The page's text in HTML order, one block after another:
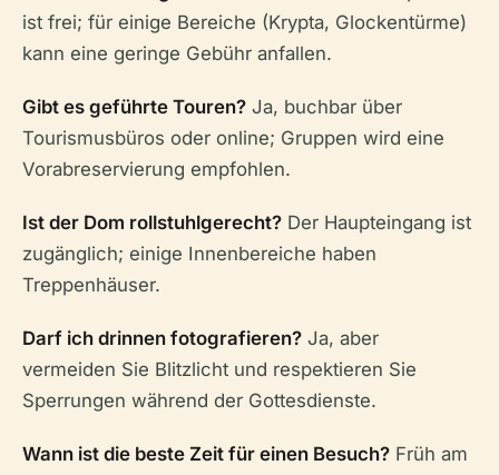
ist frei; für einige Bereiche (Krypta, Glockentürme)
kann eine geringe Gebühr anfallen.
Gibt es geführte Touren? Ja, buchbar über
Tourismusbüros oder online; Gruppen wird eine
Vorabreservierung empfohlen.
Ist der Dom rollstuhlgerecht? Der Haupteingang ist
zugänglich; einige Innenbereiche haben
Treppenhäuser.
Darf ich drinnen fotografieren? Ja, aber
vermeiden Sie Blitzlicht und respektieren Sie
Sperrungen während der Gottesdienste.
Wann ist die beste Zeit für einen Besuch? Früh am